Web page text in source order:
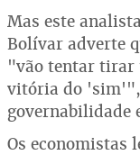
Mas este
Bolívar adverte
"vão tentar tirar
vitória do
governabilidade
Os economistas